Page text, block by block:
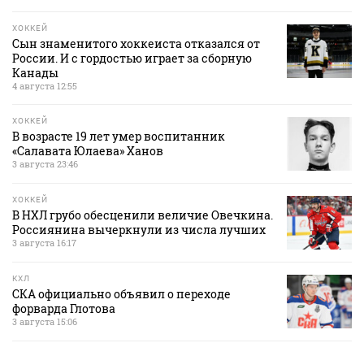
ХОККЕЙ
Сын знаменитого хоккеиста отказался от
России. И с гордостью играет за сборную
Канады
4 августа 12:55
ХОККЕЙ
В возрасте 19 лет умер воспитанник
«Салавата Юлаева» Ханов
3 августа 23:46
ХОККЕЙ
В НХЛ грубо обесценили величие Овечкина.
Россиянина вычеркнули из числа лучших
3 августа 16:17
КХЛ
СКА официально объявил о переходе
форварда Глотова
3 августа 15:06